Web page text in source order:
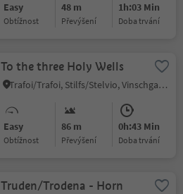
Easy
Obtížnost
48 m
Převýšení
1h:03 Min
doba trvání
To the three Holy Wells
Trafoi/Trafoi, Stilfs/Stelvio, Vinschgau/Val Venosta
Easy
Obtížnost
86 m
Převýšení
0h:43 Min
doba trvání
Truden/Trodena - Horn